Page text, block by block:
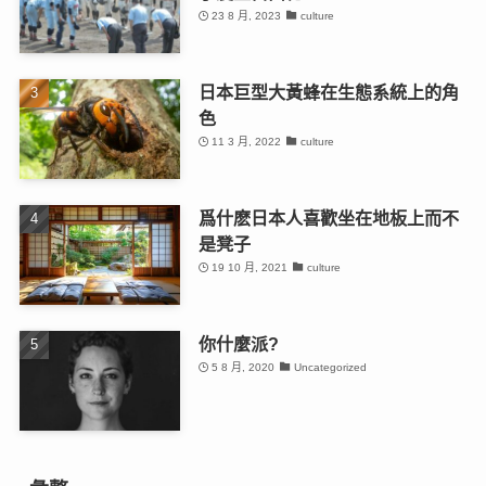
23 8 月, 2023 culture
日本巨型大黃蜂在生態系統上的角
色
11 3 月, 2022 culture
爲什麽日本人喜歡坐在地板上而不
是凳子
19 10 月, 2021 culture
你什麼派?
5 8 月, 2020 Uncategorized